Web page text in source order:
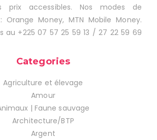
prix accessibles. Nos modes de
Orange Money, MTN Mobile Money.
au +225 07 57 25 59 13 / 27 22 59 69
Categories
Agriculture et élevage
Amour
| Faune sauvage
Architecture/BTP
Argent